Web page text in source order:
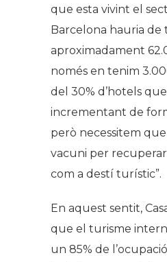
que esta vivint el
Barcelona hauria de
aproximadament
només en tenim
del 30% d’hotels
incrementant de
però necessitem
vacuni per
com a destí turístic”.
En aquest sentit,
que el turisme
un 85% de